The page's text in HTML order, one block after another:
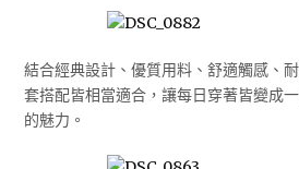
結合經典設計、優質用料、舒適觸感、
套搭配皆相當適合，讓每日穿著皆變
的魅力。